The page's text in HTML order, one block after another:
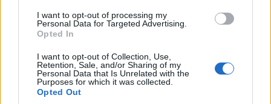
I want to opt-out of processing my
Personal Data for Targeted Advertising.
Opted In
I want to opt-out of Collection, Use,
Retention, Sale, and/or Sharing of my
Personal Data that Is Unrelated with the
Purposes for which it was collected.
Opted Out